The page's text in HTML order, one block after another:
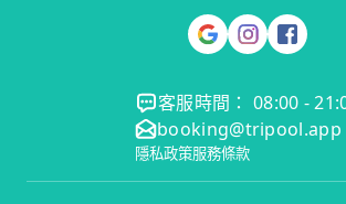
客服時間： 08:00 -
booking@tripool.app
隱私政策服務條款